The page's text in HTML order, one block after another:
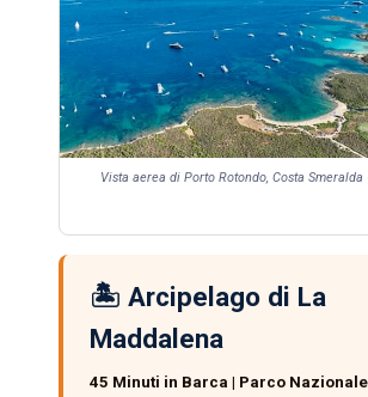
Vista aerea di Porto Rotondo, Costa
🏝️ Arcipelago di La
Maddalena
45 Minuti in Barca | Parco